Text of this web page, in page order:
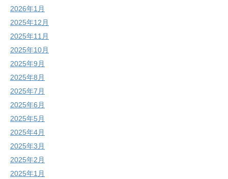
2026年1月
2025年12月
2025年11月
2025年10月
2025年9月
2025年8月
2025年7月
2025年6月
2025年5月
2025年4月
2025年3月
2025年2月
2025年1月